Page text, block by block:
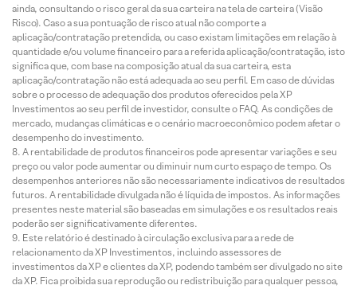
ainda, consultando o risco geral da sua carteira na tela de carteira (Visão
Risco). Caso a sua pontuação de risco atual não comporte a
aplicação/contratação pretendida, ou caso existam limitações em relação à
quantidade e/ou volume financeiro para a referida aplicação/contratação, isto
significa que, com base na composição atual da sua carteira, esta
aplicação/contratação não está adequada ao seu perfil. Em caso de dúvidas
sobre o processo de adequação dos produtos oferecidos pela XP
Investimentos ao seu perfil de investidor, consulte o FAQ. As condições de
mercado, mudanças climáticas e o cenário macroeconômico podem afetar o
desempenho do investimento.
A rentabilidade de produtos financeiros pode apresentar variações e seu
preço ou valor pode aumentar ou diminuir num curto espaço de tempo. Os
desempenhos anteriores não são necessariamente indicativos de resultados
futuros. A rentabilidade divulgada não é líquida de impostos. As informações
presentes neste material são baseadas em simulações e os resultados reais
poderão ser significativamente diferentes.
Este relatório é destinado à circulação exclusiva para a rede de
relacionamento da XP Investimentos, incluindo assessores de
investimentos da XP e clientes da XP, podendo também ser divulgado no site
da XP. Fica proibida sua reprodução ou redistribuição para qualquer pessoa,